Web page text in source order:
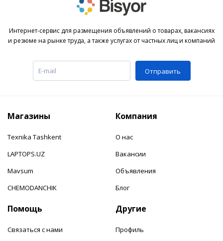
Интернет-сервис для размещения объявлений о товарах, вакансиях
и резюме на рынке труда, а также услугах от частных лиц и компаний
Отправить
Магазины
Texnika Tashkent
LAPTOPS.UZ
Mavsum
CHEMODANCHIK
Компания
О нас
Вакансии
Объявления
Блог
Помощь
Связаться с нами
Другие
Профиль